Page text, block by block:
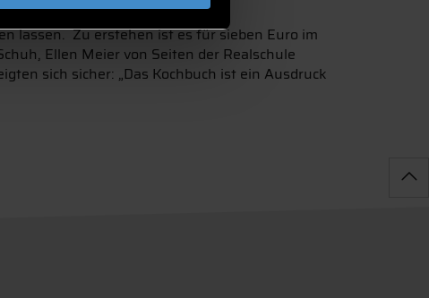
lassen. Zu erstehen ist es für sieben Euro im
Ellen Meier von Seiten der Realschule
sich sicher: „Das Kochbuch ist ein Ausdruck